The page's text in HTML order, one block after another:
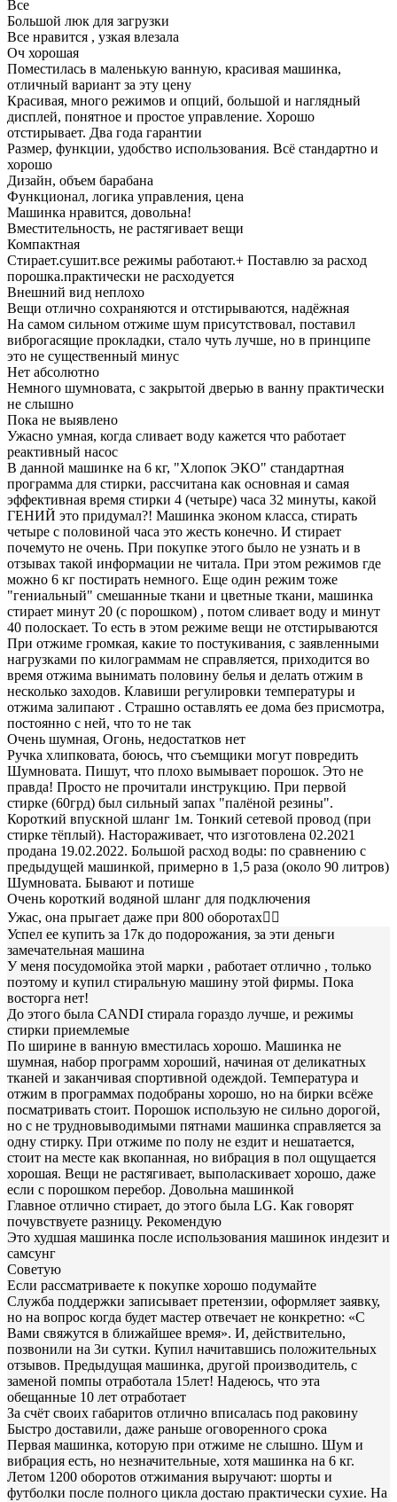
Все
Большой люк для загрузки
Все нравится , узкая влезала
Оч хорошая
Поместилась в маленькую ванную, красивая машинка,
отличный вариант за эту цену
Красивая, много режимов и опций, большой и наглядный
дисплей, понятное и простое управление. Хорошо
отстирывает. Два года гарантии
Размер, функции, удобство использования. Всё стандартно и
хорошо
Дизайн, объем барабана
Функционал, логика управления, цена
Машинка нравится, довольна!
Вместительность, не растягивает вещи
Компактная
Стирает.сушит.все режимы работают.+ Поставлю за расход
порошка.практически не расходуется
Внешний вид неплохо
Вещи отлично сохраняются и отстирываются, надёжная
На самом сильном отжиме шум присутствовал, поставил
виброгасящие прокладки, стало чуть лучше, но в принципе
это не существенный минус
Нет абсолютно
Немного шумновата, с закрытой дверью в ванну практически
не слышно
Пока не выявлено
Ужасно умная, когда сливает воду кажется что работает
реактивный насос
В данной машинке на 6 кг, "Хлопок ЭКО" стандартная
программа для стирки, рассчитана как основная и самая
эффективная время стирки 4 (четыре) часа 32 минуты, какой
ГЕНИЙ это придумал?! Машинка эконом класса, стирать
четыре с половиной часа это жесть конечно. И стирает
почемуто не очень. При покупке этого было не узнать и в
отзывах такой информации не читала. При этом режимов где
можно 6 кг постирать немного. Еще один режим тоже
"гениальный" смешанные ткани и цветные ткани, машинка
стирает минут 20 (с порошком) , потом сливает воду и минут
40 полоскает. То есть в этом режиме вещи не отстирываются
При отжиме громкая, какие то постукивания, с заявленными
нагрузками по килограммам не справляется, приходится во
время отжима вынимать половину белья и делать отжим в
несколько заходов. Клавиши регулировки температуры и
отжима залипают . Страшно оставлять ее дома без присмотра,
постоянно с ней, что то не так
Очень шумная, Огонь, недостатков нет
Ручка хлипковата, боюсь, что съемщики могут повредить
Шумновата. Пишут, что плохо вымывает порошок. Это не
правда! Просто не прочитали инструкцию. При первой
стирке (60грд) был сильный запах "палёной резины".
Короткий впускной шланг 1м. Тонкий сетевой провод (при
стирке тёплый). Настораживает, что изготовлена 02.2021
продана 19.02.2022. Большой расход воды: по сравнению с
предыдущей машинкой, примерно в 1,5 раза (около 90 литров)
Шумновата. Бывают и потише
Очень короткий водяной шланг для подключения
Ужас, она прыгает даже при 800 оборотах🤷‍♂️
Успел ее купить за 17к до подорожания, за эти деньги
замечательная машина
У меня посудомойка этой марки , работает отлично , только
поэтому и купил стиральную машину этой фирмы. Пока
восторга нет!
До этого была CANDI стирала гораздо лучше, и режимы
стирки приемлемые
По ширине в ванную вместилась хорошо. Машинка не
шумная, набор программ хороший, начиная от деликатных
тканей и заканчивая спортивной одеждой. Температура и
отжим в программах подобраны хорошо, но на бирки всёже
посматривать стоит. Порошок использую не сильно дорогой,
но с не трудновыводимыми пятнами машинка справляется за
одну стирку. При отжиме по полу не ездит и нешатается,
стоит на месте как вкопанная, но вибрация в пол ощущается
хорошая. Вещи не растягивает, выполаскивает хорошо, даже
если с порошком перебор. Довольна машинкой
Главное отлично стирает, до этого была LG. Как говорят
почувствуете разницу. Рекомендую
Это худшая машинка после использования машинок индезит и
самсунг
Советую
Если рассматриваете к покупке хорошо подумайте
Служба поддержки записывает претензии, оформляет заявку,
но на вопрос когда будет мастер отвечает не конкретно: «С
Вами свяжутся в ближайшее время». И, действительно,
позвонили на 3и сутки. Купил начитавшись положительных
отзывов. Предыдущая машинка, другой производитель, с
заменой помпы отработала 15лет! Надеюсь, что эта
обещанные 10 лет отработает
За счёт своих габаритов отлично вписалась под раковину
Быстро доставили, даже раньше оговоренного срока
Первая машинка, кoторую при отжиме не слышно. Шум и
вибрация есть, но незначительные, хотя машинка на 6 кг.
Летом 1200 обoротов отжимания выручают: шорты и
футболки после полного цикла достаю практически сухие. На